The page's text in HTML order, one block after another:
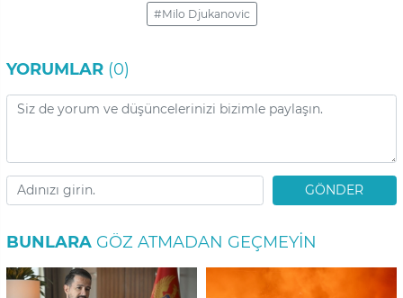
#Milo Djukanovic
YORUMLAR (0)
GÖNDER
BUNLARA GÖZ ATMADAN GEÇMEYIN